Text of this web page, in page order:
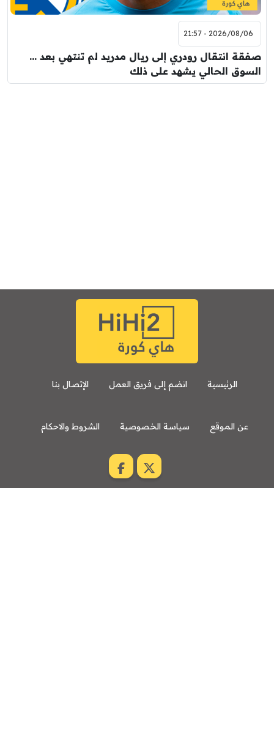
2026/08/06 - 21:57
صفقة انتقال رودري إلى ريال مدريد لم تنتهي بعد …
السوق الحالي يشهد على ذلك
الرئيسية انضم إلى فريق العمل الإتصال بنا
عن الموقع سياسة الخصوصية الشروط والاحكام